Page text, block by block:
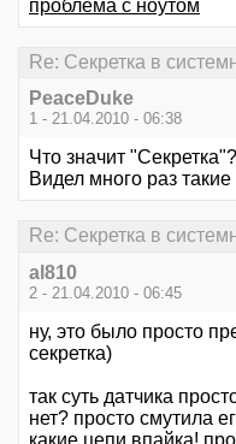
проблема с ноутом
Re: Секретка в
PeaceDuke
1 - 21.04.2010 - 06:38
Что значит "Секретка"?
Видел много раз
Re: Секретка в
al810
2 - 21.04.2010 - 06:45
ну, это было просто
секретка)
так суть датчика
нет? просто смутила
какие цепи впайка!